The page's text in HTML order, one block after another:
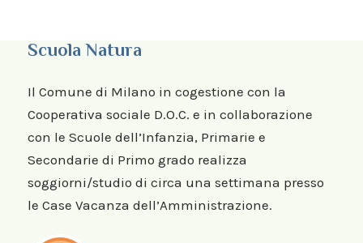
Scuola Natura
Il Comune di Milano in cogestione con la
Cooperativa sociale D.O.C. e in collaborazione
con le Scuole dell’Infanzia, Primarie e
Secondarie di Primo grado realizza
soggiorni/studio di circa una settimana presso
le Case Vacanza dell’Amministrazione.